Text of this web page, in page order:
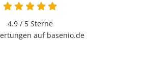
4.9 von 5
4.9 / 5Sterne
auf basenio.de